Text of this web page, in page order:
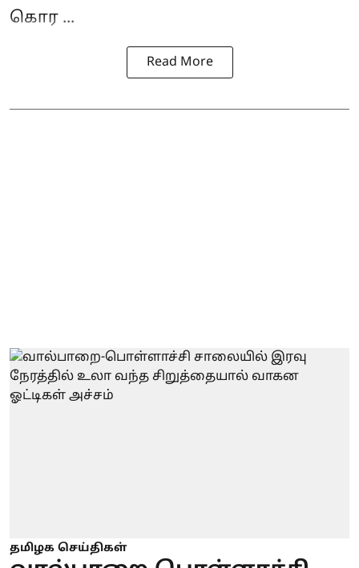
கொர ...
Read More
தமிழக செய்திகள்